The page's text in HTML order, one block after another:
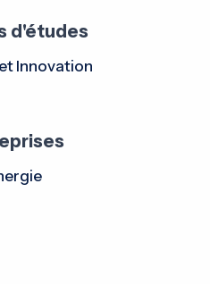
d'études
Innovation